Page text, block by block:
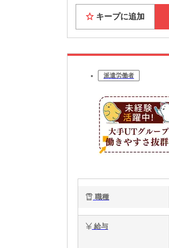
キープに追加
派遣労働者
職種
給与